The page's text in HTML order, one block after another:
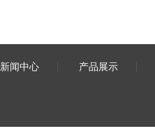
新闻中心 产品展示